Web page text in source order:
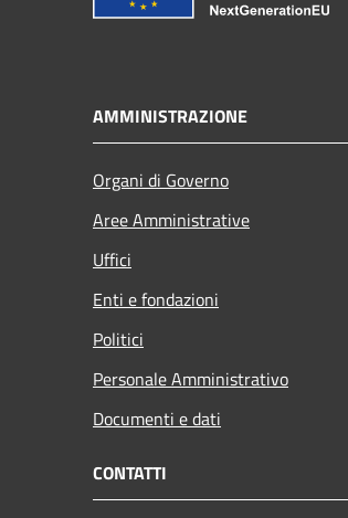
AMMINISTRAZIONE
Organi di Governo
Aree Amministrative
Uffici
Enti e fondazioni
Politici
Personale Amministrativo
Documenti e dati
CONTATTI